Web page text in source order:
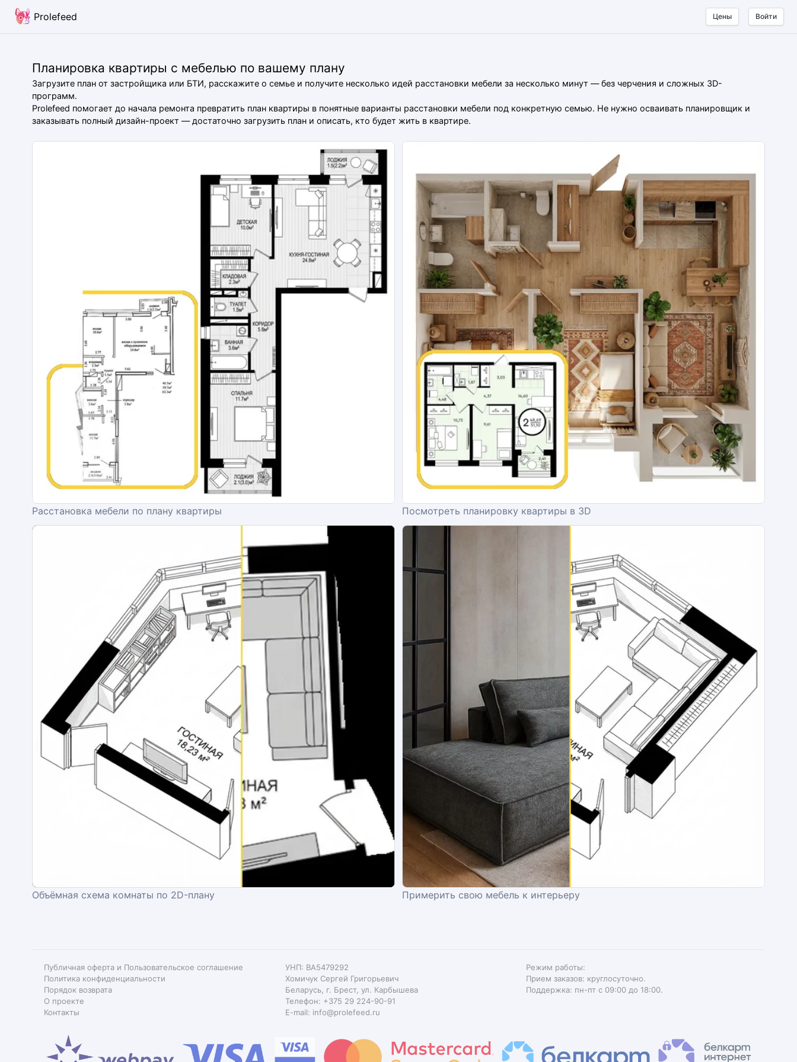
Prolefeed Цены Войти
Планировка квартиры с мебелью по вашему плану
Загрузите план от застройщика или БТИ, расскажите о семье и получите несколько идей расстановки мебели за несколько минут — без черчения и сложных 3D-
программ.
Prolefeed помогает до начала ремонта превратить план квартиры в понятные варианты расстановки мебели под конкретную семью. Не нужно осваивать планировщик и
заказывать полный дизайн-проект — достаточно загрузить план и описать, кто будет жить в квартире.
Расстановка мебели по плану квартиры Посмотреть планировку квартиры в 3D
Объёмная схема комнаты по 2D-плану Примерить свою мебель к интерьеру
Публичная оферта и Пользовательское соглашение
Политика конфиденциальности
Порядок возврата
О проекте
Контакты
УНП: BA5479292
Хомичук Сергей Григорьевич
Беларусь, г. Брест, ул. Карбышева
Телефон: +375 29 224-90-91
E-mail: info@prolefeed.ru
Режим работы:
Прием заказов: круглосуточно.
Поддержка: пн-пт с 09:00 до 18:00.